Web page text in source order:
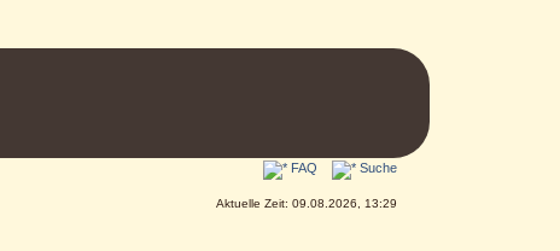
FAQ Suche
Aktuelle Zeit: 09.08.2026, 13:29